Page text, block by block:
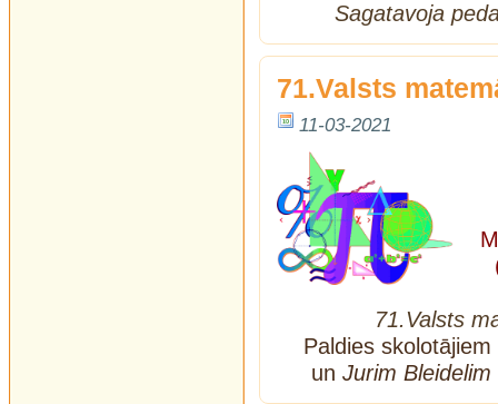
Sagatavoja
71.Valsts
11-03-2021
71.Valsts
Paldies skolotājiem
un Jurim Bleidelim